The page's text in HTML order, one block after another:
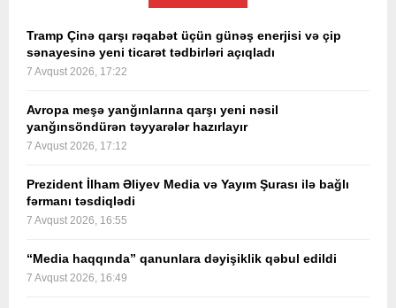
Tramp Çinə qarşı rəqabət üçün günəş enerjisi və çip
sənayesinə yeni ticarət tədbirləri açıqladı
7 Avqust 2026, 17:22
Avropa meşə yanğınlarına qarşı yeni nəsil
yanğınsöndürən təyyarələr hazırlayır
7 Avqust 2026, 17:12
Prezident İlham Əliyev Media və Yayım Şurası ilə bağlı
fərmanı təsdiqlədi
7 Avqust 2026, 16:55
“Media haqqında” qanunlara dəyişiklik qəbul edildi
7 Avqust 2026, 16:49